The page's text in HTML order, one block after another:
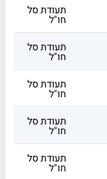
תעודת סל
חו"ל
תעודת סל
חו"ל
תעודת סל
חו"ל
תעודת סל
חו"ל
תעודת סל
חו"ל